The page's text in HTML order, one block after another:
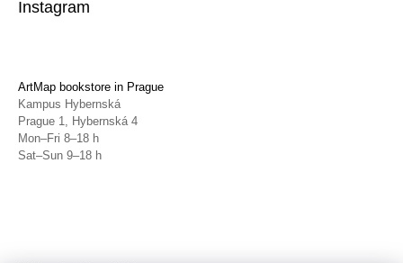
Instagram
ArtMap bookstore in Prague
Kampus Hybernská
Prague 1, Hybernská 4
Mon–Fri 8–18 h
Sat–Sun 9–18 h